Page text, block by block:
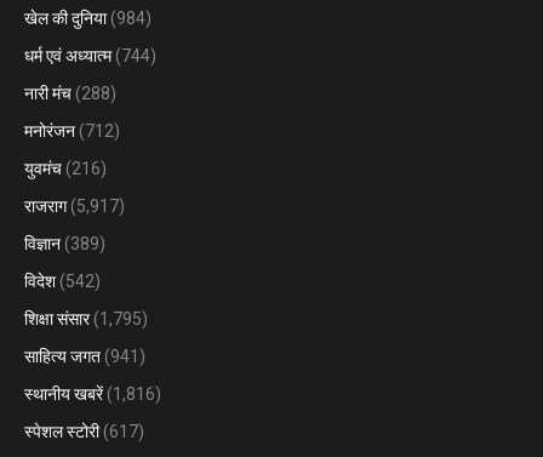
खेल की दुनिया(984)
धर्म एवं अध्यात्म(744)
नारी मंच (288)
मनोरंजन (712)
युवमंच (216)
राजराग(5,917)
विज्ञान (389)
विदेश (542)
शिक्षा संसार(1,795)
साहित्य जगत (941)
स्थानीय खबरें(1,816)
स्पेशल स्टोरी(617)